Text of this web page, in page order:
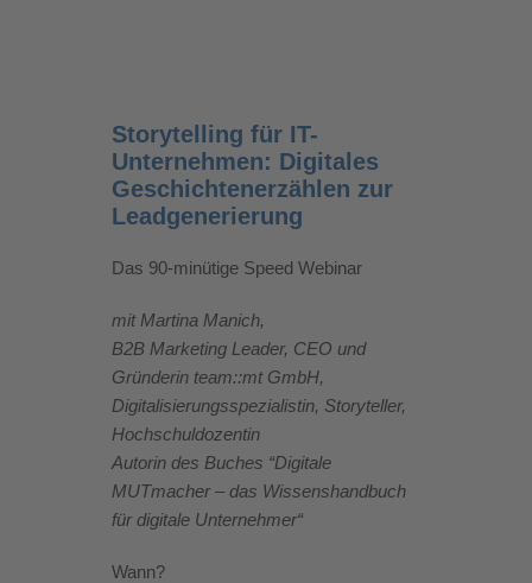
Storytelling für IT-
Unternehmen: Digitales
Geschichtenerzählen zur
Leadgenerierung
Das 90-minütige Speed Webinar
mit Martina Manich,
B2B Marketing Leader, CEO und
Gründerin team::mt GmbH,
Digitalisierungsspezialistin, Storyteller,
Hochschuldozentin
Autorin des Buches “Digitale
MUTmacher – das Wissenshandbuch
für digitale Unternehmer“
Wann?